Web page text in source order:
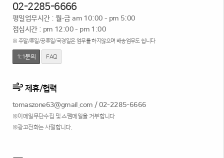
02-2285-6666
평일업무시간 : 월-금 am 10:00 - pm 5:00
점심시간 : pm 12:00 - pm 1:00
※ 주말/휴일/공휴일/국경일은 업무를 하지않으며 배송업무도 쉽니다
1:1문의 FAQ
제휴/협력
tomaszone63@gmail.com /02-2285-6666
※이메일무단수집 및 스팸메일을 거부합니다
※광고전화는 사절합니다.